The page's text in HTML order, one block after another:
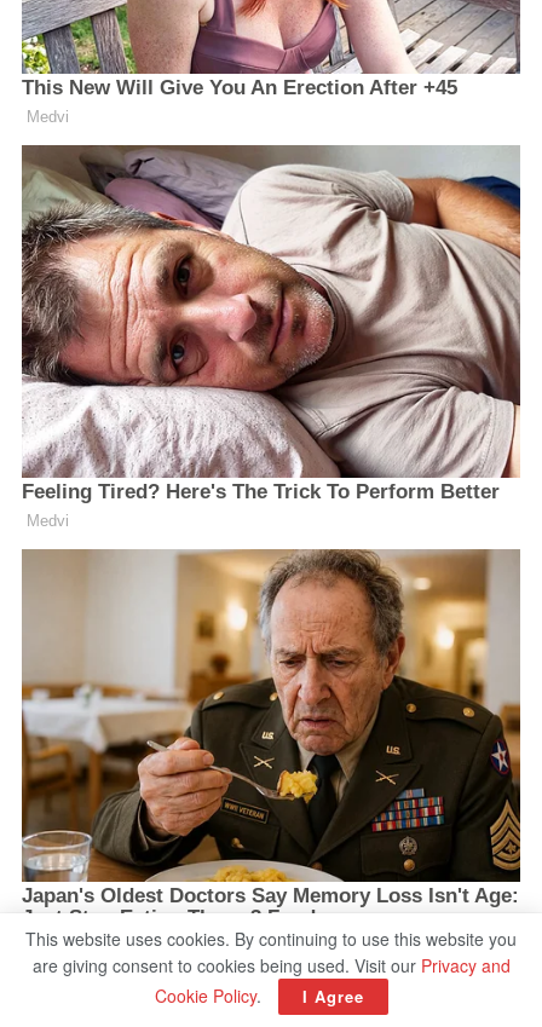
This website uses cookies. By continuing to use this website you
are giving consent to cookies being used. Visit our Privacy and
Cookie Policy. I Agree